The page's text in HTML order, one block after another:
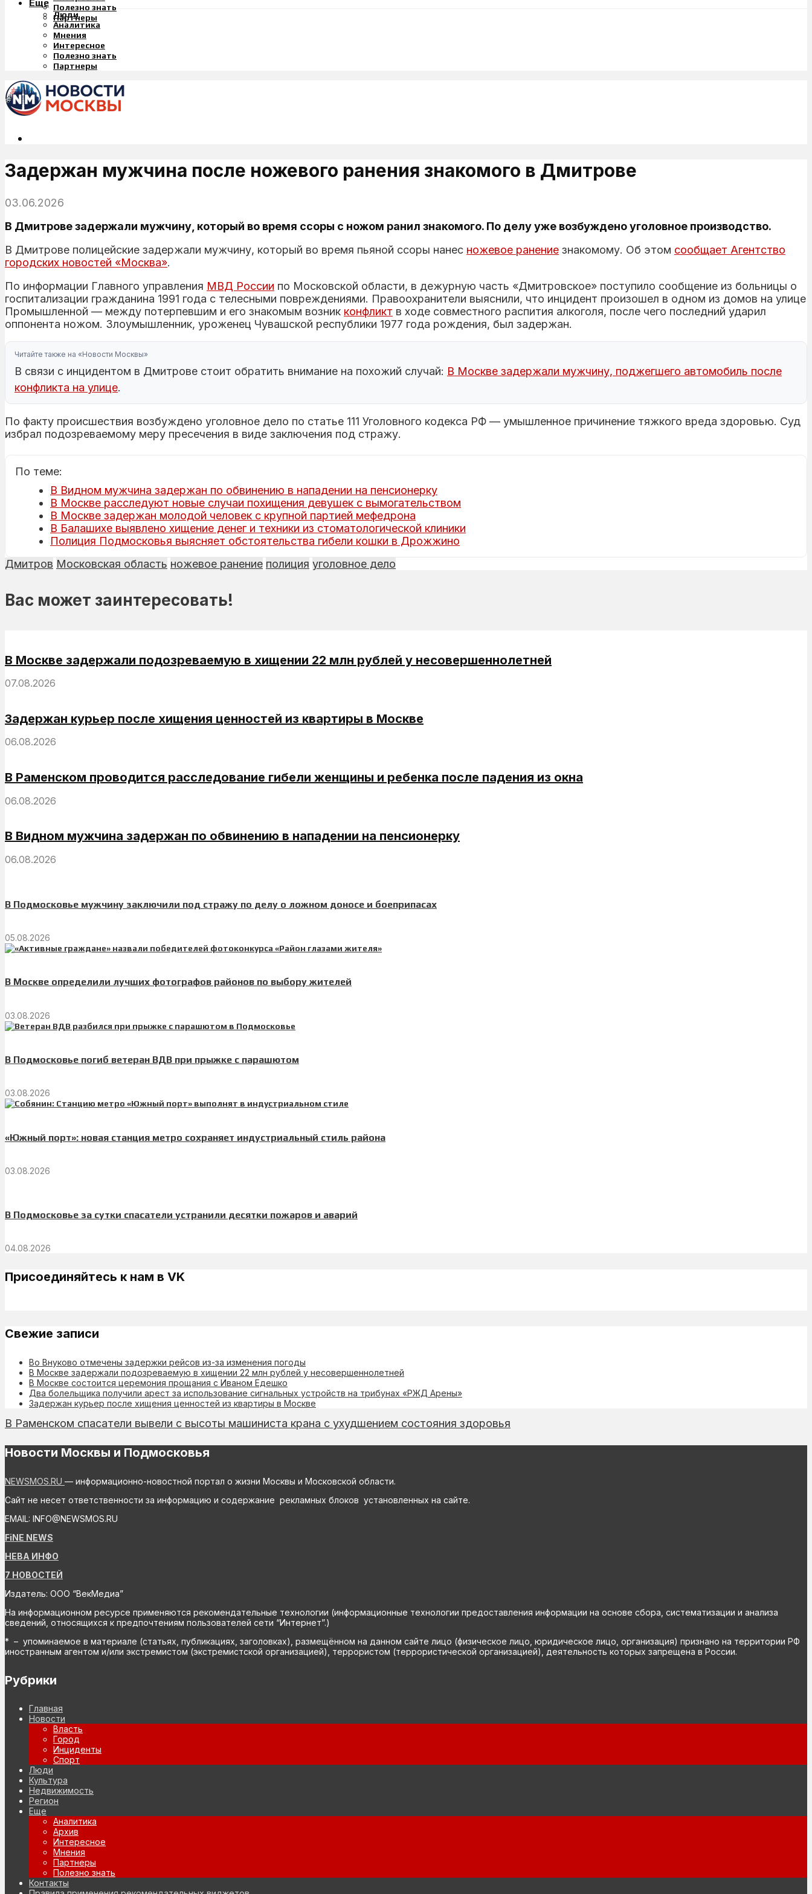
Полезно знать
Партнеры
Еще
Люди
Аналитика
Мнения
Интересное
Полезно знать
Партнеры
Задержан мужчина после ножевого ранения знакомого в Дмитрове
03.06.2026
В Дмитрове задержали мужчину, который во время ссоры с ножом ранил знакомого. По делу уже возбуждено уголовное производство.
В Дмитрове полицейские задержали мужчину, который во время пьяной ссоры нанес ножевое ранение знакомому. Об этом сообщает Агентство
городских новостей «Москва».
По информации Главного управления МВД России по Московской области, в дежурную часть «Дмитровское» поступило сообщение из больницы о
госпитализации гражданина 1991 года с телесными повреждениями. Правоохранители выяснили, что инцидент произошел в одном из домов на улице
Промышленной — между потерпевшим и его знакомым возник конфликт в ходе совместного распития алкоголя, после чего последний ударил
оппонента ножом. Злоумышленник, уроженец Чувашской республики 1977 года рождения, был задержан.
Читайте также на «Новости Москвы»
В связи с инцидентом в Дмитрове стоит обратить внимание на похожий случай: В Москве задержали мужчину, поджегшего автомобиль после
конфликта на улице.
По факту происшествия возбуждено уголовное дело по статье 111 Уголовного кодекса РФ — умышленное причинение тяжкого вреда здоровью. Суд
избрал подозреваемому меру пресечения в виде заключения под стражу.
По теме:
В Видном мужчина задержан по обвинению в нападении на пенсионерку
В Москве расследуют новые случаи похищения девушек с вымогательством
В Москве задержан молодой человек с крупной партией мефедрона
В Балашихе выявлено хищение денег и техники из стоматологической клиники
Полиция Подмосковья выясняет обстоятельства гибели кошки в Дрожжино
Дмитров Московская область ножевое ранение полиция уголовное дело
Вас может заинтересовать!
В Москве задержали подозреваемую в хищении 22 млн рублей у несовершеннолетней
07.08.2026
Задержан курьер после хищения ценностей из квартиры в Москве
06.08.2026
В Раменском проводится расследование гибели женщины и ребенка после падения из окна
06.08.2026
В Видном мужчина задержан по обвинению в нападении на пенсионерку
06.08.2026
В Подмосковье мужчину заключили под стражу по делу о ложном доносе и боеприпасах
05.08.2026
В Москве определили лучших фотографов районов по выбору жителей
03.08.2026
В Подмосковье погиб ветеран ВДВ при прыжке с парашютом
03.08.2026
«Южный порт»: новая станция метро сохраняет индустриальный стиль района
03.08.2026
В Подмосковье за сутки спасатели устранили десятки пожаров и аварий
04.08.2026
Присоединяйтесь к нам в VK
Свежие записи
Во Внуково отмечены задержки рейсов из-за изменения погоды
В Москве задержали подозреваемую в хищении 22 млн рублей у несовершеннолетней
В Москве состоится церемония прощания с Иваном Едешко
Два болельщика получили арест за использование сигнальных устройств на трибунах «РЖД Арены»
Задержан курьер после хищения ценностей из квартиры в Москве
В Раменском спасатели вывели с высоты машиниста крана с ухудшением состояния здоровья
Новости Москвы и Подмосковья
NEWSMOS.RU — информационно-новостной портал о жизни Москвы и Московской области.
Сайт не несет ответственности за информацию и содержание рекламных блоков установленных на сайте.
EMAIL: INFO@NEWSMOS.RU
FiNE NEWS
НЕВА ИНФО
7 НОВОСТЕЙ
Издатель: ООО “ВекМедиа”
На информационном ресурсе применяются рекомендательные технологии (информационные технологии предоставления информации на основе сбора, систематизации и анализа
сведений, относящихся к предпочтениям пользователей сети “Интернет”.)
* – упоминаемое в материале (статьях, публикациях, заголовках), размещённом на данном сайте лицо (физическое лицо, юридическое лицо, организация) признано на территории РФ
иностранным агентом и/или экстремистом (экстремистской организацией), террористом (террористической организацией), деятельность которых запрещена в России.
Рубрики
Главная
Новости
Власть
Город
Инциденты
Спорт
Люди
Культура
Недвижимость
Регион
Еще
Аналитика
Архив
Интересное
Мнения
Партнеры
Полезно знать
Контакты